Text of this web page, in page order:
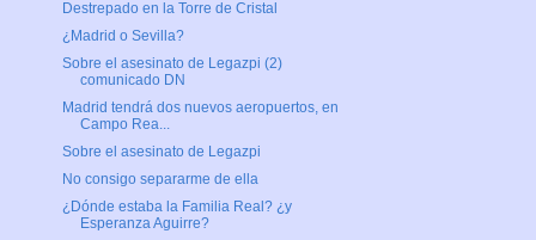
Destrepado en la Torre de Cristal
¿Madrid o Sevilla?
Sobre el asesinato de Legazpi (2)
comunicado DN
Madrid tendrá dos nuevos aeropuertos, en
Campo Rea...
Sobre el asesinato de Legazpi
No consigo separarme de ella
¿Dónde estaba la Familia Real? ¿y
Esperanza Aguirre?